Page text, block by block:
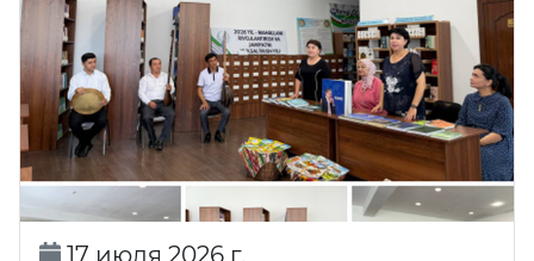
17 июля 2026 г.